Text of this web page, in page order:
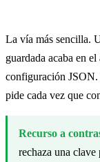
La vía más sencilla.
guardada acaba en
configuración JSON.
pide cada vez que
Recurso a
rechaza una clave